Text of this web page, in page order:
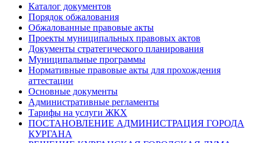
Каталог документов
Порядок обжалования
Обжалованные правовые акты
Проекты муниципальных правовых актов
Документы стратегического планирования
Муниципальные программы
Нормативные правовые акты для прохождения
аттестации
Основные документы
Административные регламенты
Тарифы на услуги ЖКХ
ПОСТАНОВЛЕНИЕ АДМИНИСТРАЦИЯ ГОРОДА
КУРГАНА